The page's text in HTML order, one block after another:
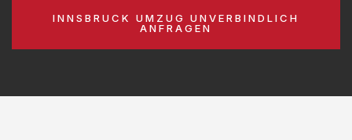
INNSBRUCK UMZUG UNVERBINDLICH
ANFRAGEN